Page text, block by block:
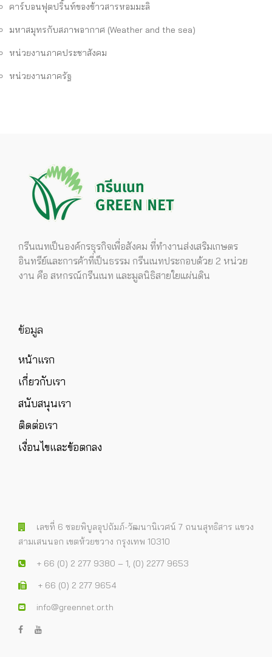
คาร์บอนฟุตปริ้นท์ของข้าวสารหอมมะลิ
มหาสมุทรกับสภาพอากาศ (Weather and the sea)
หน่วยงานภาคประชาสังคม
หน่วยงานภาครัฐ
กรีนเนทเป็นองค์กรธุรกิจเพื่อสังคม ที่ทำงานส่งเสริมเกษตร
อินทรีย์และการค้าที่เป็นธรรม กรีนเนทประกอบด้วย 2 หน่วย
งาน คือ สหกรณ์กรีนเนท และมูลนิธิสายใยแผ่นดิน
ข้อมูล
หน้าแรก
เกี่ยวกับเรา
สนับสนุนเรา
ติดต่อเรา
เงื่อนไขและข้อตกลง
เลขที่ 6 ซอยพิบูลอุปถัมภ์-วัฒนานิเวศน์ 7 ถนนสุทธิสาร แขวง
สามเสนนอก เขตห้วยขวาง กรุงเทพ 10310
+ 66 (0) 2 277 9380 – 1, (0) 2277 9653
+ 66 (0) 2 277 9654
info@greennet.or.th